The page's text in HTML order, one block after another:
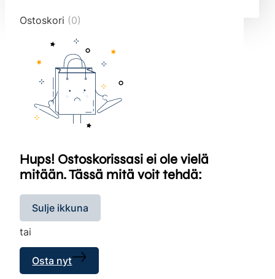
Ostoskori (0)
Hups! Ostoskorissasi ei ole vielä
mitään. Tässä mitä voit tehdä:
Sulje ikkuna
tai
Osta nyt